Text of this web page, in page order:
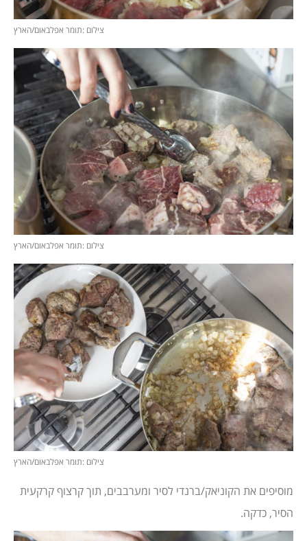
צילום :תומר אפלבאום/הארץ
צילום :תומר אפלבאום/הארץ
צילום :תומר אפלבאום/הארץ
מוסיפים את הקוניאק/ברנדי לסיר ומערבבים, תוך קרצוף קרקעית
הסיר, כדקה.